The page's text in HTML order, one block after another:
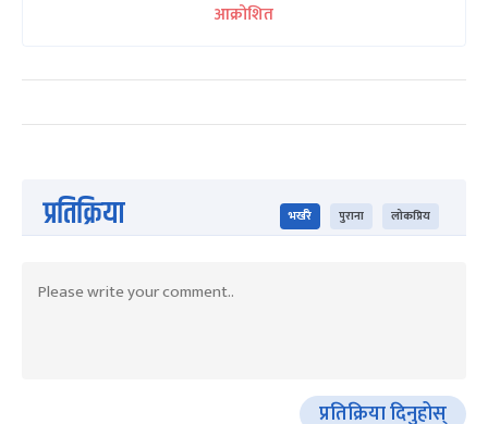
आक्रोशित
प्रतिक्रिया भर्खरै पुराना लोकप्रिय
प्रतिक्रिया दिनुहोस्